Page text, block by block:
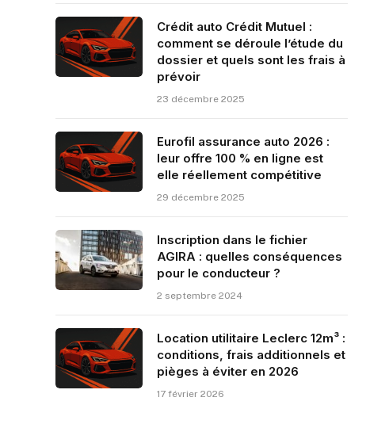
Crédit auto Crédit Mutuel :
comment se déroule l’étude du
dossier et quels sont les frais à
prévoir
23 décembre 2025
Eurofil assurance auto 2026 :
leur offre 100 % en ligne est
elle réellement compétitive
29 décembre 2025
Inscription dans le fichier
AGIRA : quelles conséquences
pour le conducteur ?
2 septembre 2024
Location utilitaire Leclerc 12m³ :
conditions, frais additionnels et
pièges à éviter en 2026
17 février 2026